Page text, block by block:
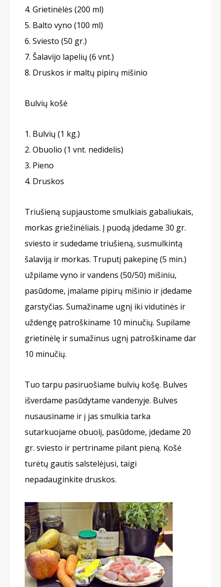
Grietinėlės (200 ml)
Balto vyno (100 ml)
Sviesto (50 gr.)
Šalavijo lapelių (6 vnt.)
Druskos ir maltų pipirų mišinio
Bulvių košė
Bulvių (1 kg.)
Obuolio (1 vnt. nedidelis)
Pieno
Druskos
Triušieną supjaustome smulkiais gabaliukais,
morkas griežinėliais. Į puodą įdedame 30 gr.
sviesto ir sudedame triušieną, susmulkintą
šalaviją ir morkas. Truputį pakepinę (5 min.)
užpilame vyno ir vandens (50/50) mišiniu,
pasūdome, įmalame pipirų mišinio ir įdedame
garstyčias. Sumažiname ugnį iki vidutinės ir
uždengę patroškiname 10 minučių. Supilame
grietinėlę ir sumažinus ugnį patroškiname dar
10 minučių.
Tuo tarpu pasiruošiame bulvių košę. Bulves
išverdame pasūdytame vandenyje. Bulves
nusausiname ir į jas smulkia tarka
sutarkuojame obuolį, pasūdome, įdedame 20
gr. sviesto ir pertriname pilant pieną. Košė
turėtų gautis salstelėjusi, taigi
nepadauginkite druskos.